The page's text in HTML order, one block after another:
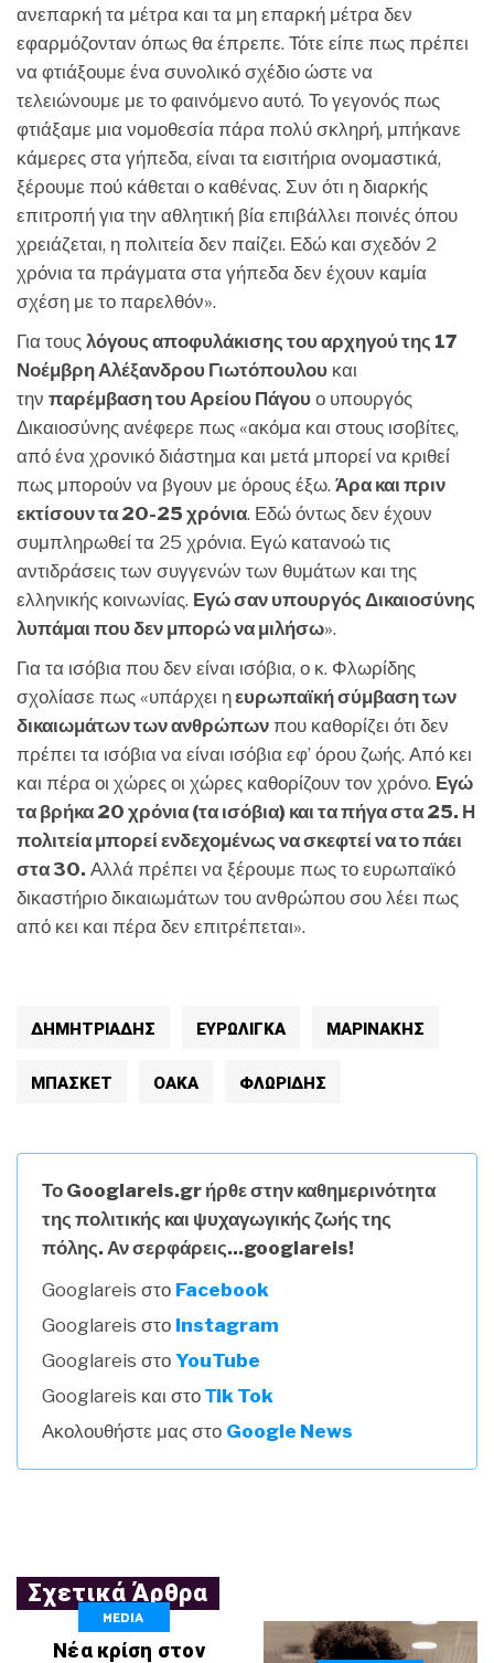
ανεπαρκή τα μέτρα και τα μη επαρκή μέτρα δεν
εφαρμόζονταν όπως θα έπρεπε. Τότε είπε πως πρέπει
να φτιάξουμε ένα συνολικό σχέδιο ώστε να
τελειώνουμε με το φαινόμενο αυτό. Το γεγονός πως
φτιάξαμε μια νομοθεσία πάρα πολύ σκληρή, μπήκανε
κάμερες στα γήπεδα, είναι τα εισιτήρια ονομαστικά,
ξέρουμε πού κάθεται ο καθένας. Συν ότι η διαρκής
επιτροπή για την αθλητική βία επιβάλλει ποινές όπου
χρειάζεται, η πολιτεία δεν παίζει. Εδώ και σχεδόν 2
χρόνια τα πράγματα στα γήπεδα δεν έχουν καμία
σχέση με το παρελθόν».
Για τους λόγους αποφυλάκισης του αρχηγού της 17
Νοέμβρη Αλέξανδρου Γιωτόπουλου και
την παρέμβαση του Αρείου Πάγου ο υπουργός
Δικαιοσύνης ανέφερε πως «ακόμα και στους ισοβίτες,
από ένα χρονικό διάστημα και μετά μπορεί να κριθεί
πως μπορούν να βγουν με όρους έξω. Άρα και πριν
εκτίσουν τα 20-25 χρόνια. Εδώ όντως δεν έχουν
συμπληρωθεί τα 25 χρόνια. Εγώ κατανοώ τις
αντιδράσεις των συγγενών των θυμάτων και της
ελληνικής κοινωνίας. Εγώ σαν υπουργός Δικαιοσύνης
λυπάμαι που δεν μπορώ να μιλήσω».
Για τα ισόβια που δεν είναι ισόβια, ο κ. Φλωρίδης
σχολίασε πως «υπάρχει ηευρωπαϊκή σύμβαση των
δικαιωμάτων των ανθρώπων που καθορίζει ότι δεν
πρέπει τα ισόβια να είναι ισόβια εφ’ όρου ζωής. Από κει
και πέρα οι χώρες οι χώρες καθορίζουν τον χρόνο. Εγώ
τα βρήκα 20 χρόνια (τα ισόβια) και τα πήγα στα 25. Η
πολιτεία μπορεί ενδεχομένως να σκεφτεί να το πάει
στα 30. Αλλά πρέπει να ξέρουμε πως το ευρωπαϊκό
δικαστήριο δικαιωμάτων του ανθρώπου σου λέει πως
από κει και πέρα δεν επιτρέπεται».
ΔΗΜΗΤΡΙΆΔΗΣ ΕΥΡΩΛΙΓΚΑ ΜΑΡΙΝΆΚΗΣ
ΜΠΑΣΚΕΤ ΟΑΚΑ ΦΛΩΡΙΔΗΣ
Το Googlareis.gr ήρθε στην καθημερινότητα
της πολιτικής και ψυχαγωγικής ζωής της
πόλης. Αν σερφάρεις...googlareis!
Googlareis στο Facebook
Googlareis στο Instagram
Googlareis στο YouTube
Googlareis και στο Τik Tok
Ακολουθήστε μας στο Google News
Σχετικά Άρθρα
MEDIA
Νέα κρίση στον